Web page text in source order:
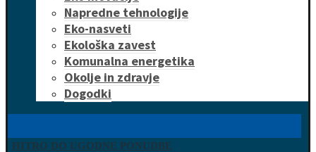
Napredne tehnologije
Eko-nasveti
Ekološka zavest
Komunalna energetika
Okolje in zdravje
Dogodki
HITRO DO UGODNE PONUDBE